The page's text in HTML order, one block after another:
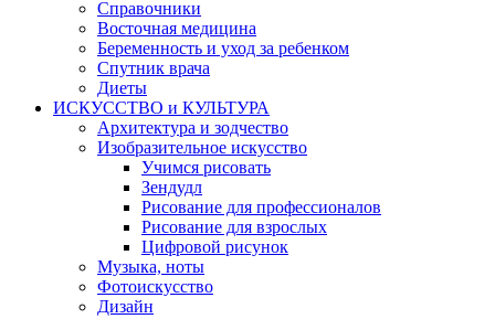
Справочники
Восточная медицина
Беременность и уход за ребенком
Спутник врача
Диеты
ИСКУССТВО и КУЛЬТУРА
Архитектура и зодчество
Изобразительное искусство
Учимся рисовать
Зендудл
Рисование для профессионалов
Рисование для взрослых
Цифровой рисунок
Музыка, ноты
Фотоискусство
Дизайн